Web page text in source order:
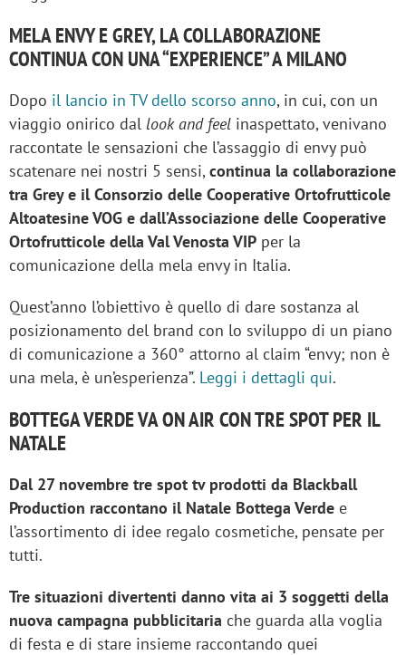
MELA ENVY E GREY, LA COLLABORAZIONE
CONTINUA CON UNA “EXPERIENCE” A MILANO
Dopo il lancio in TV dello scorso anno, in cui, con un
viaggio onirico dal look and feel inaspettato, venivano
raccontate le sensazioni che l’assaggio di envy può
scatenare nei nostri 5 sensi,continua la collaborazione
tra Grey e il Consorzio delle Cooperative Ortofrutticole
Altoatesine VOG e dall’Associazione delle Cooperative
Ortofrutticole della Val Venosta VIP per la
comunicazione della mela envy in Italia.
Quest’anno l’obiettivo è quello di dare sostanza al
posizionamento del brand con lo sviluppo di un piano
di comunicazione a 360° attorno al claim “envy; non è
una mela, è un’esperienza”. Leggi i dettagli qui.
BOTTEGA VERDE VA ON AIR CON TRE SPOT PER IL
NATALE
Dal 27 novembre tre spot tv prodotti da Blackball
Production raccontano il Natale Bottega Verde e
l’assortimento di idee regalo cosmetiche, pensate per
tutti.
Tre situazioni divertenti danno vita ai 3 soggetti della
nuova campagna pubblicitaria che guarda alla voglia
di festa e di stare insieme raccontando quei